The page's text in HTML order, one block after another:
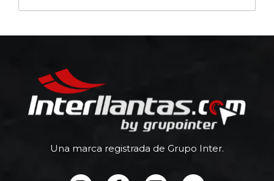
Una marca registrada de Grupo Inter.